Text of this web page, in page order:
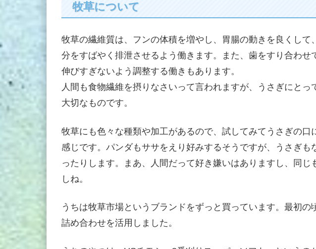
牧草について
牧草の繊維質は、フンの体積を増やし、胃腸の動きを良くして
分をすばやく排泄させるよう働きます。また、歯をすり合わせ
伸びすぎないよう調整する働きもあります。
人間も食物繊維を摂りなさいって言われますが、うさぎにとっ
大切なものです。
牧草にも色々な種類や加工があるので、試してみてうさぎの口
感じです。パンダもササをえり好みするそうですが、うさぎも
ったりします。まあ、人間だって好き嫌いはありますし、同じ
しね。
うちは牧草市場というブランドをずっと買っています。最初の
詰め合わせを活用しました。